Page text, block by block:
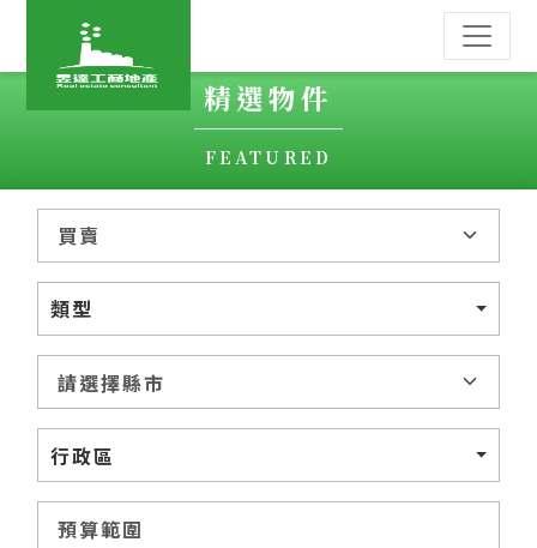
精選物件
FEATURED
類型
行政區